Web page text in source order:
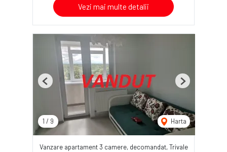
Vezi mai multe detalii
1 / 9 Harta
Previous Next
Vanzare apartament 3 camere, decomandat, Trivale